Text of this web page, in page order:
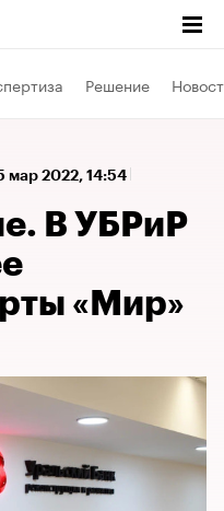
Решение
мар 2022, 14:54
В УБРиР
«Мир»